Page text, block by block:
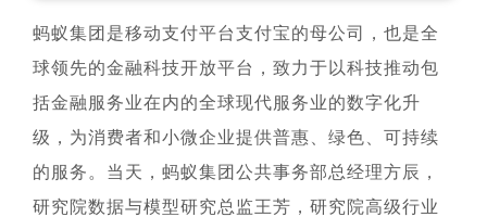
蚂蚁集团是移动支付平台支付宝的母公司，也是全
球领先的金融科技开放平台，致力于以科技推动包
括金融服务业在内的全球现代服务业的数字化升
级，为消费者和小微企业提供普惠、绿色、可持续
的服务。当天，蚂蚁集团公共事务部总经理方辰，
研究院数据与模型研究总监王芳，研究院高级行业